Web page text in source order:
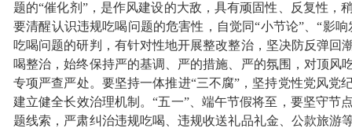
题的“催化剂”，是作风建设的大敌，具有顽固性、反复性
要清醒认识违规吃喝问题的危害性，自觉同“小节论”、“影
吃喝问题的研判，有针对性地开展整改整治，坚决防反弹
喝整治，始终保持严的基调、严的措施、严的氛围，对顶
专项严查严处。要坚持一体推进“三不腐”，坚持党性党风
建立健全长效治理机制。“五一”、端午节假将至，要坚守
题线索，严肃纠治违规吃喝、违规收送礼品礼金、公款旅